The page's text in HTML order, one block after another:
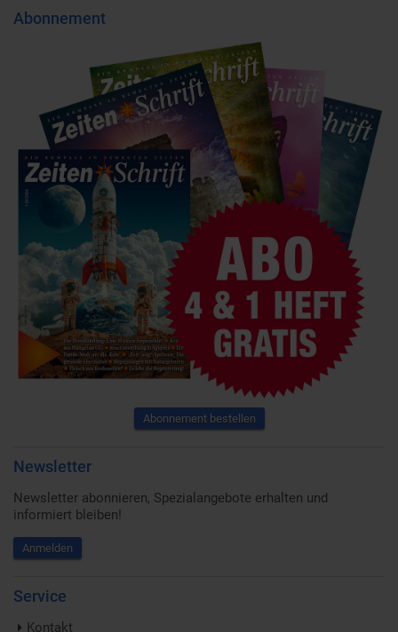
Abonnement
Abonnement bestellen
Newsletter
Newsletter abonnieren, Spezialangebote erhalten und
informiert bleiben!
Anmelden
Service
Kontakt